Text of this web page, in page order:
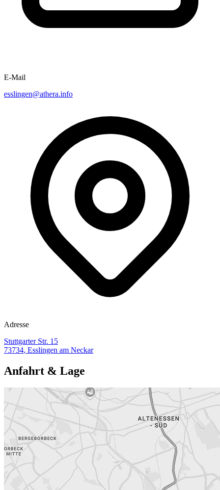
E-Mail
esslingen@athera.info
Adresse
Stuttgarter Str. 15
73734, Esslingen am Neckar
Anfahrt & Lage